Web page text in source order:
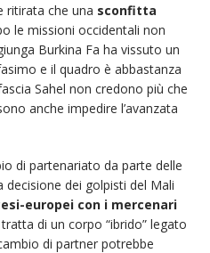
ritirata che una sconfitta
le missioni occidentali non
Burkina Fa ha vissuto un
e il quadro è abbastanza
Sahel non credono più che
anche impedire l’avanzata
di partenariato da parte delle
dei golpisti del Mali
europei con i mercenari
di un corpo “ibrido” legato
di partner potrebbe